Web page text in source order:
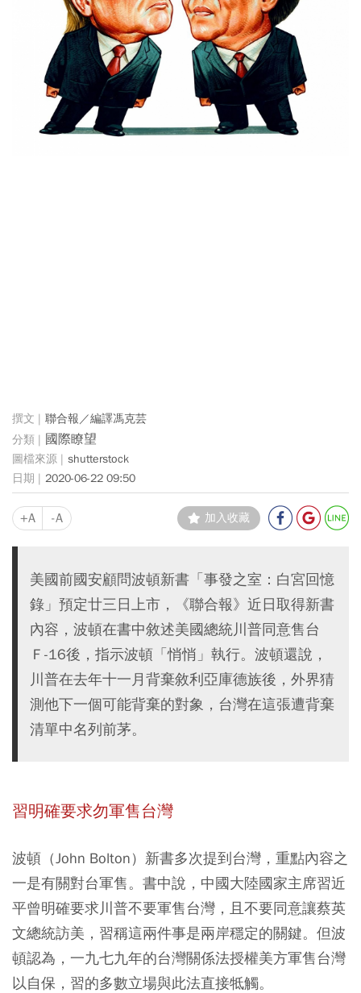
聯合報／編譯馮克芸
國際瞭望
shutterstock
2020-06-22 09:50
+A -A 加入收藏
美國前國安顧問波頓新書「事發之室：白宮回憶
錄」預定廿三日上市，《聯合報》近日取得新書
內容，波頓在書中敘述美國總統川普同意售台
Ｆ-16後，指示波頓「悄悄」執行。波頓還說，
川普在去年十一月背棄敘利亞庫德族後，外界猜
測他下一個可能背棄的對象，台灣在這張遭背棄
清單中名列前茅。
習明確要求勿軍售台灣
波頓（John Bolton）新書多次提到台灣，重點內容之
一是有關對台軍售。書中說，中國大陸國家主席習近
平曾明確要求川普不要軍售台灣，且不要同意讓蔡英
文總統訪美，習稱這兩件事是兩岸穩定的關鍵。但波
頓認為，一九七九年的台灣關係法授權美方軍售台灣
以自保，習的多數立場與此法直接牴觸。